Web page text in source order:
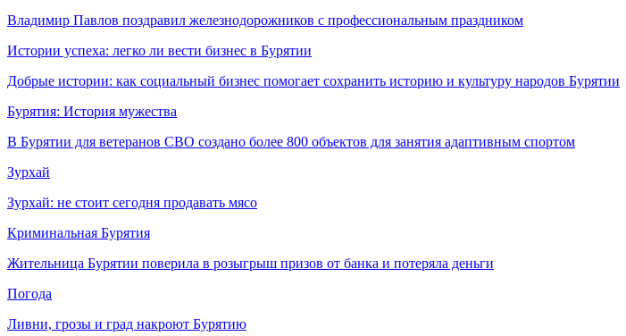
Владимир Павлов поздравил железнодорожников с профессиональным праздником
Истории успеха: легко ли вести бизнес в Бурятии
Добрые истории: как социальный бизнес помогает сохранить историю и культуру народов Бурятии
Бурятия: История мужества
В Бурятии для ветеранов СВО создано более 800 объектов для занятия адаптивным спортом
Зурхай
Зурхай: не стоит сегодня продавать мясо
Криминальная Бурятия
Жительница Бурятии поверила в розыгрыш призов от банка и потеряла деньги
Погода
Ливни, грозы и град накроют Бурятию